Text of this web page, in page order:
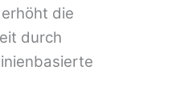
die
durch